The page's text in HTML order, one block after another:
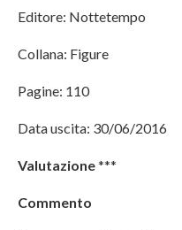
Editore: Nottetempo
Collana: Figure
Pagine: 110
Data uscita: 30/06/2016
Valutazione***
Commento